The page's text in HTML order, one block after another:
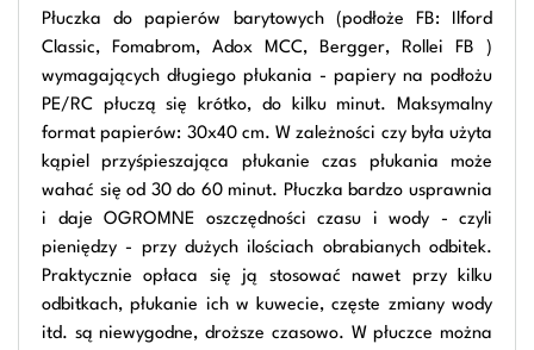
Płuczka do papierów barytowych (podłoże FB: Ilford
Classic, Fomabrom, Adox MCC, Bergger, Rollei FB )
wymagających długiego płukania - papiery na podłożu
PE/RC płuczą się krótko, do kilku minut. Maksymalny
format papierów: 30x40 cm. W zależności czy była użyta
kąpiel przyśpieszająca płukanie czas płukania może
wahać się od 30 do 60 minut. Płuczka bardzo usprawnia
i daje OGROMNE oszczędności czasu i wody - czyli
pieniędzy - przy dużych ilościach obrabianych odbitek.
Praktycznie opłaca się ją stosować nawet przy kilku
odbitkach, płukanie ich w kuwecie, częste zmiany wody
itd. są niewygodne, droższe czasowo. W płuczce można